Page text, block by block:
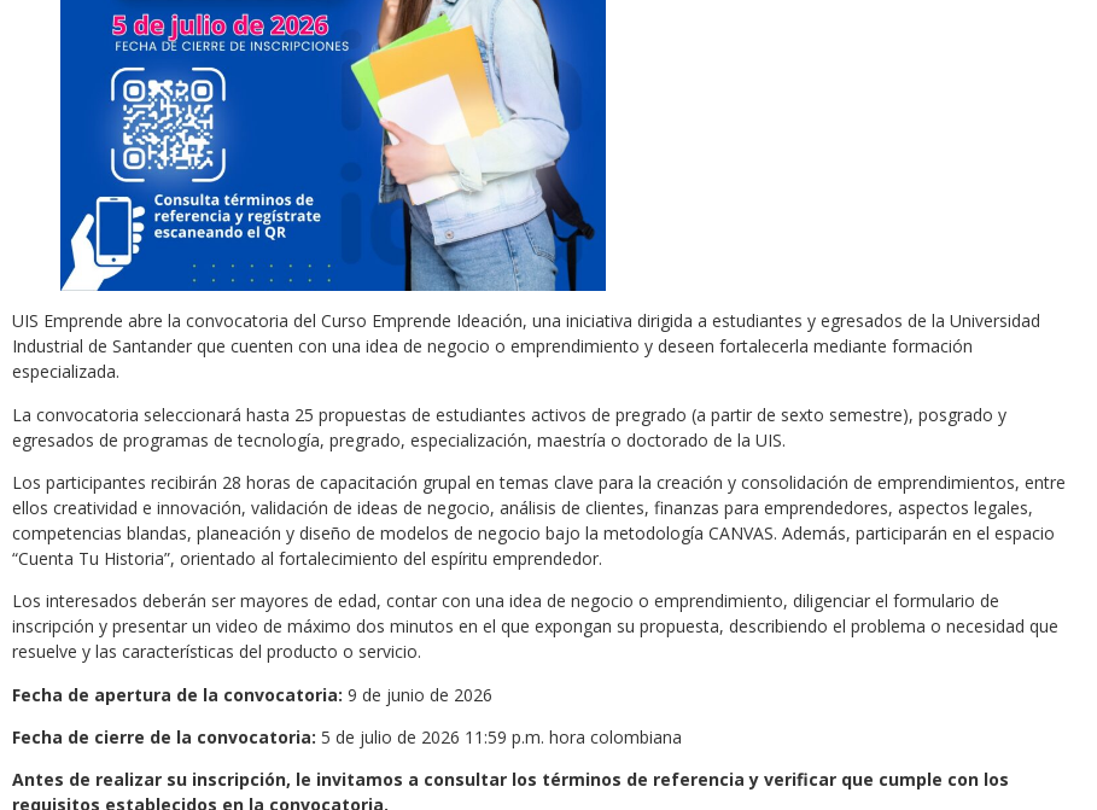
UIS Emprende abre la convocatoria del Curso Emprende Ideación, una iniciativa dirigida a estudiantes y egresados de la Universidad
Industrial de Santander que cuenten con una idea de negocio o emprendimiento y deseen fortalecerla mediante formación
especializada.
La convocatoria seleccionará hasta 25 propuestas de estudiantes activos de pregrado (a partir de sexto semestre), posgrado y
egresados de programas de tecnología, pregrado, especialización, maestría o doctorado de la UIS.
Los participantes recibirán 28 horas de capacitación grupal en temas clave para la creación y consolidación de emprendimientos, entre
ellos creatividad e innovación, validación de ideas de negocio, análisis de clientes, finanzas para emprendedores, aspectos legales,
competencias blandas, planeación y diseño de modelos de negocio bajo la metodología CANVAS. Además, participarán en el espacio
“Cuenta Tu Historia”, orientado al fortalecimiento del espíritu emprendedor.
Los interesados deberán ser mayores de edad, contar con una idea de negocio o emprendimiento, diligenciar el formulario de
inscripción y presentar un video de máximo dos minutos en el que expongan su propuesta, describiendo el problema o necesidad que
resuelve y las características del producto o servicio.
Fecha de apertura de la convocatoria: 9 de junio de 2026
Fecha de cierre de la convocatoria: 5 de julio de 2026 11:59 p.m. hora colombiana
Antes de realizar su inscripción, le invitamos a consultar los términos de referencia y verificar que cumple con los
requisitos establecidos en la convocatoria.